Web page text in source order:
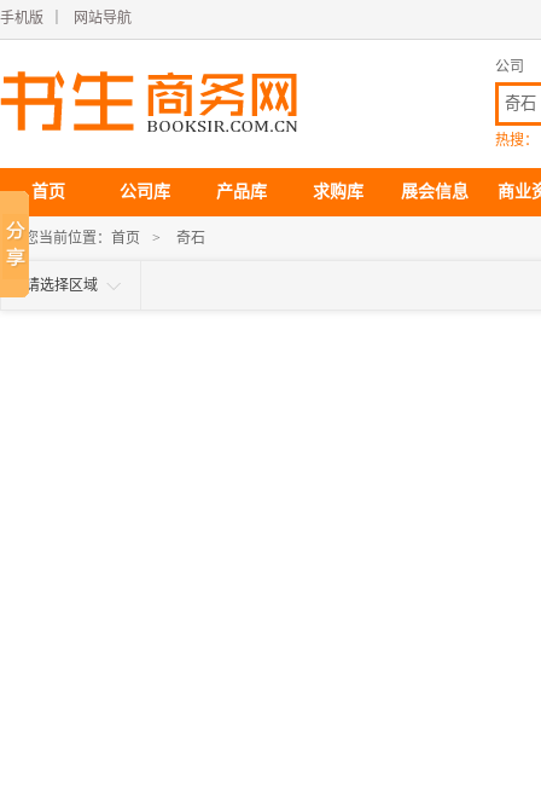
手机版 网站导航
公司
热搜：
首页 公司库 产品库 求购库 展会信息 商业
您当前位置： 首页 > 奇石
请选择区域